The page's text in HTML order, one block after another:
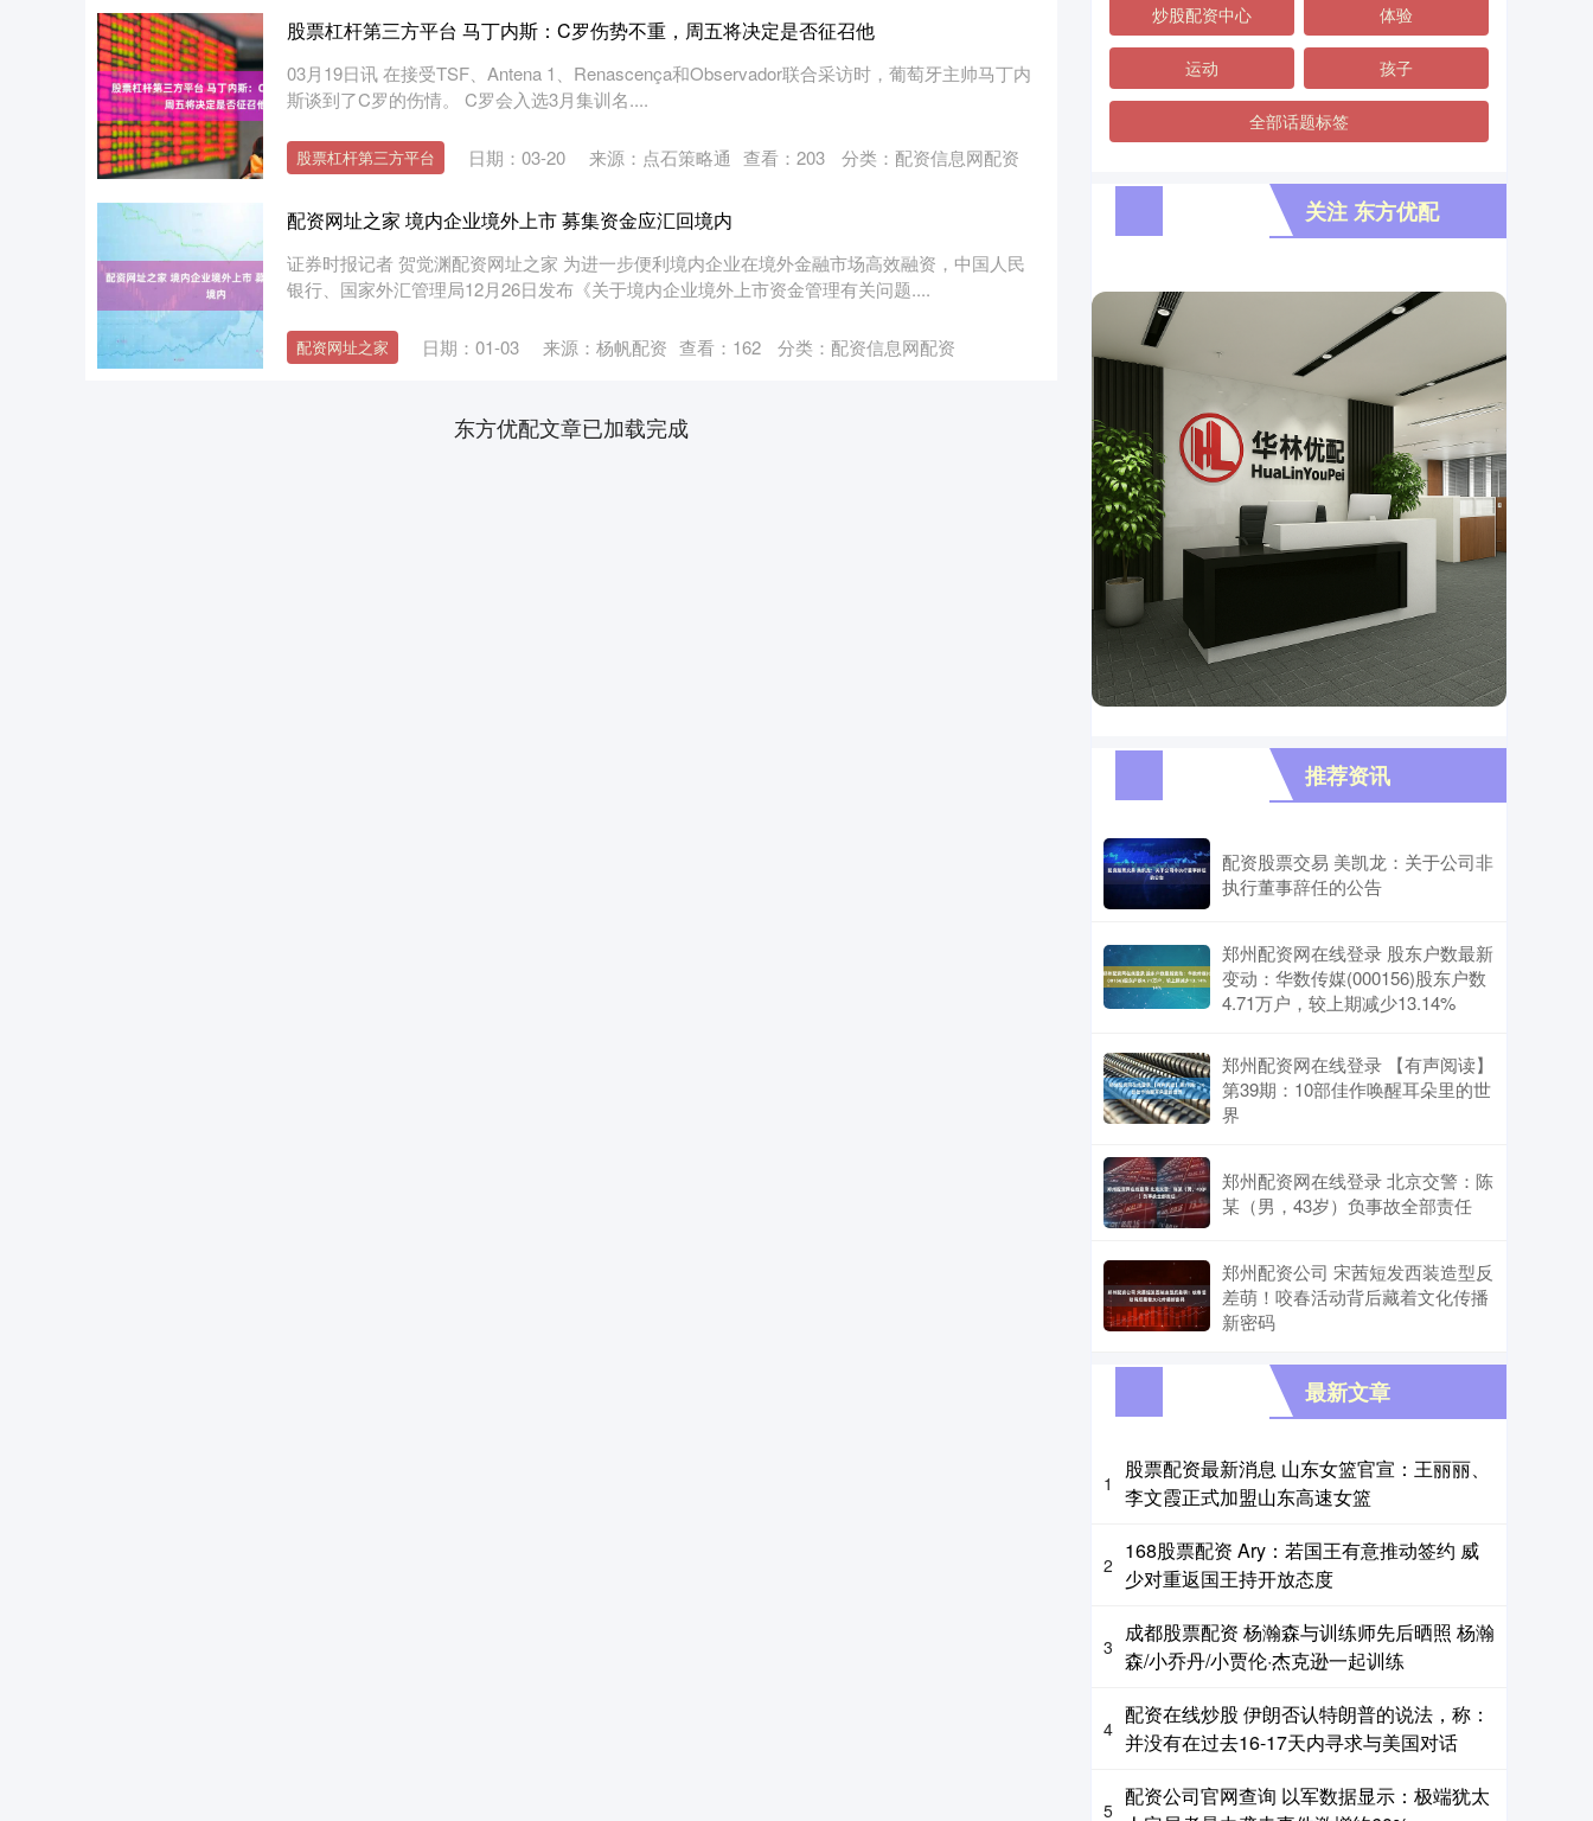
股票杠杆第三方平台 马丁内斯：C罗伤势不重，周五将决定是否征召他
03月19日讯 在接受TSF、Antena 1、Renascença和Observador联合采访时，葡萄牙主帅马丁内
斯谈到了C罗的伤情。 C罗会入选3月集训名....
股票杠杆第三方平台 日期：03-20 来源：点石策略通 查看： 203 分类： 配资信息网配资
配资网址之家 境内企业境外上市 募集资金应汇回境内
证券时报记者 贺觉渊配资网址之家 为进一步便利境内企业在境外金融市场高效融资，中国人民
银行、国家外汇管理局12月26日发布《关于境内企业境外上市资金管理有关问题....
配资网址之家 日期：01-03 来源：杨帆配资 查看： 162 分类： 配资信息网配资
东方优配文章已加载完成
炒股配资中心 体验
运动 孩子
全部话题标签
关注 东方优配
推荐资讯
配资股票交易 美凯龙：关于公司非
执行董事辞任的公告
郑州配资网在线登录 股东户数最新
变动：华数传媒(000156)股东户数
4.71万户，较上期减少13.14%
郑州配资网在线登录 【有声阅读】
第39期：10部佳作唤醒耳朵里的世
界
郑州配资网在线登录 北京交警：陈
某（男，43岁）负事故全部责任
郑州配资公司 宋茜短发西装造型反
差萌！咬春活动背后藏着文化传播
新密码
最新文章
1
股票配资最新消息 山东女篮官宣：王丽丽、
李文霞正式加盟山东高速女篮
2
168股票配资 Ary：若国王有意推动签约 威
少对重返国王持开放态度
3
成都股票配资 杨瀚森与训练师先后晒照 杨瀚
森/小乔丹/小贾伦·杰克逊一起训练
4
配资在线炒股 伊朗否认特朗普的说法，称：
并没有在过去16-17天内寻求与美国对话
5
配资公司官网查询 以军数据显示：极端犹太